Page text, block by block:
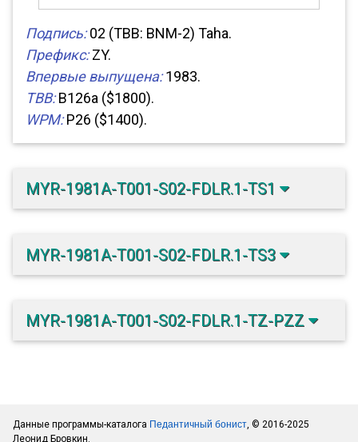
Подпись:02 (TBB: BNM-2) Taha.
Префикс:ZY.
Впервые выпущена:1983.
TBB:B126a ($1800).
WPM:P26 ($1400).
MYR-1981A-T001-S02-FDLR.1-TS1
MYR-1981A-T001-S02-FDLR.1-TS3
MYR-1981A-T001-S02-FDLR.1-TZ-PZZ
Данные программы-каталога Педантичный бонист, © 2016-2025
Леонид Бровкин.